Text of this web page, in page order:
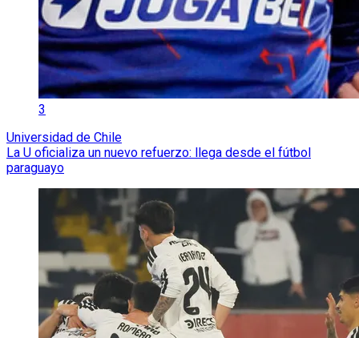
3
Universidad de Chile
La U oficializa un nuevo refuerzo: llega desde el fútbol
paraguayo